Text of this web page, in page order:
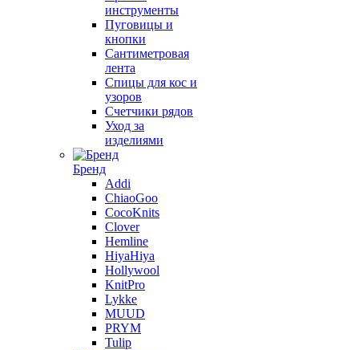
инструменты
Пуговицы и
кнопки
Сантиметровая
лента
Спицы для кос и
узоров
Счетчики рядов
Уход за
изделиями
Бренд
Addi
ChiaoGoo
CocoKnits
Clover
Hemline
HiyaHiya
Hollywool
KnitPro
Lykke
MUUD
PRYM
Tulip